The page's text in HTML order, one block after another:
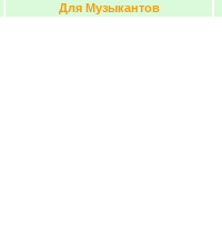
Для Музыкантов